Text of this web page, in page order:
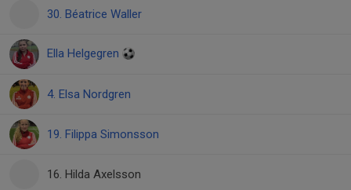
30. Béatrice Waller
Ella Helgegren
4. Elsa Nordgren
19. Filippa Simonsson
16. Hilda Axelsson